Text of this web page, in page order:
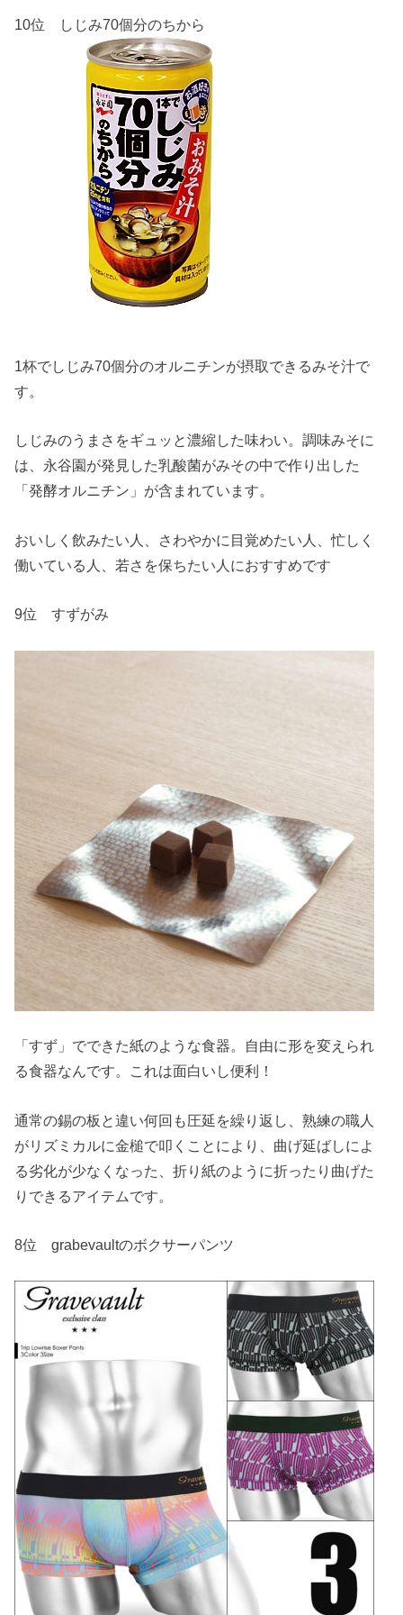
10位 しじみ70個分のちから
1杯でしじみ70個分のオルニチンが摂取できるみそ汁で
す。
しじみのうまさをギュッと濃縮した味わい。調味みそに
は、永谷園が発見した乳酸菌がみその中で作り出した
「発酵オルニチン」が含まれています。
おいしく飲みたい人、さわやかに目覚めたい人、忙しく
働いている人、若さを保ちたい人におすすめです
9位 すずがみ
「すず」でできた紙のような食器。自由に形を変えられ
る食器なんです。これは面白いし便利！
通常の錫の板と違い何回も圧延を繰り返し、熟練の職人
がリズミカルに金槌で叩くことにより、曲げ延ばしによ
る劣化が少なくなった、折り紙のように折ったり曲げた
りできるアイテムです。
8位 grabevaultのボクサーパンツ